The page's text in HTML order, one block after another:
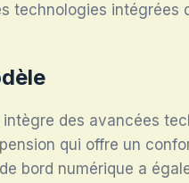
technologies intégrées
des avancées
qui offre un
bord numérique a